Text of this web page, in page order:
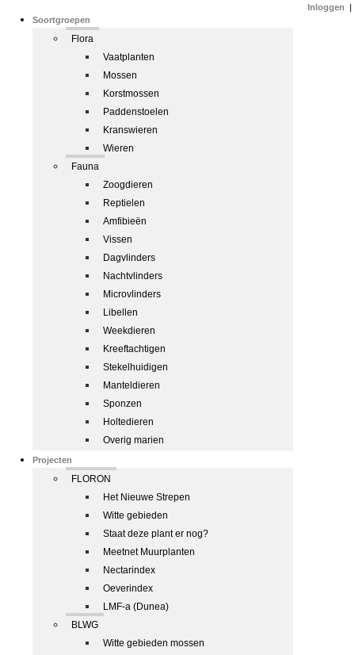
Soortgroepen
Flora
Vaatplanten
Mossen
Korstmossen
Paddenstoelen
Kranswieren
Wieren
Fauna
Zoogdieren
Reptielen
Amfibieën
Vissen
Dagvlinders
Nachtvlinders
Microvlinders
Libellen
Weekdieren
Kreeftachtigen
Stekelhuidigen
Manteldieren
Sponzen
Holtedieren
Overig marien
Projecten
FLORON
Het Nieuwe Strepen
Witte gebieden
Staat deze plant er nog?
Meetnet Muurplanten
Nectarindex
Oeverindex
LMF-a (Dunea)
BLWG
Witte gebieden mossen
Inloggen |